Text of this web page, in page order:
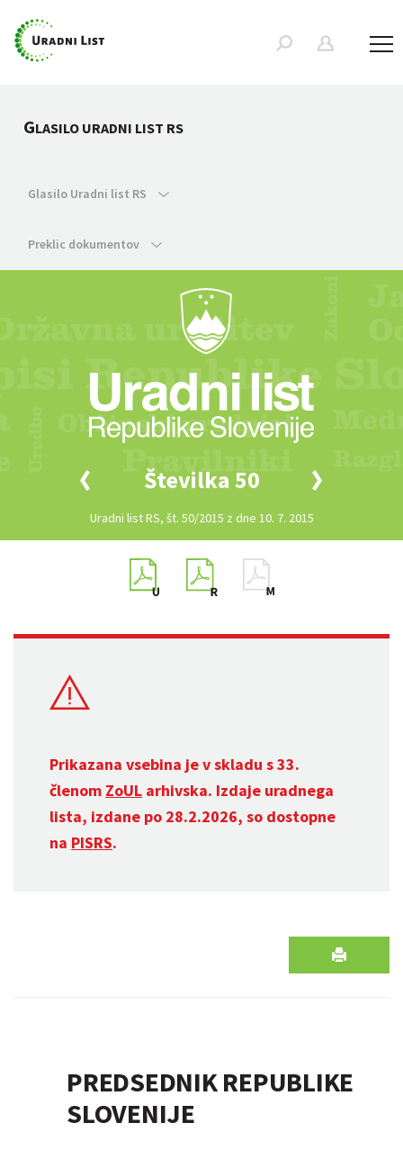
GLASILO URADNI LIST RS
Glasilo Uradni list RS
Preklic dokumentov
Številka 50
Uradni list RS, št. 50/2015 z dne 10. 7. 2015
Prikazana vsebina je v skladu s 33.
členom ZoUL arhivska. Izdaje uradnega
lista, izdane po 28.2.2026, so dostopne
na PISRS.
PREDSEDNIK REPUBLIKE
SLOVENIJE